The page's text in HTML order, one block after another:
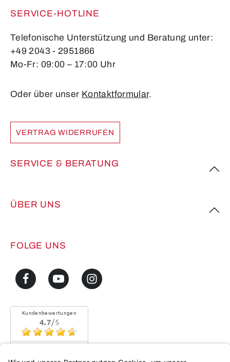
SERVICE-HOTLINE
Telefonische Unterstützung und Beratung unter:
+49 2043 - 2951866
Mo-Fr: 09:00 – 17:00 Uhr
Oder über unser Kontaktformular.
VERTRAG WIDERRUFEN
SERVICE & BERATUNG
ÜBER UNS
FOLGE UNS
Kundenbewertungen
4.7/5